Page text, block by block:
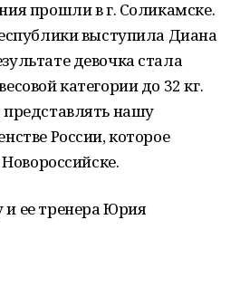
прошли в г. Соликамске.
выступила Диана
девочка стала
категории до 32 кг.
нашу
России, которое
ее тренера Юрия